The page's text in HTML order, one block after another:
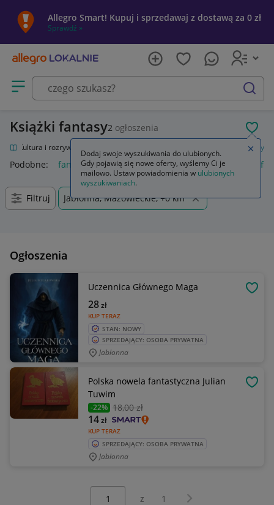
Allegro Smart! Kupuj i sprzedawaj z dostawą za 0 zł
Sprawdź »
Otwórz menu z kategoriami
szukaj
Książki fantasy2 ogłoszenia
Kultura i rozrywka Fantasy
Podobne: fantasy final fantasy final fantasy vii rebirth
Filtruj Jabłonna, Mazowieckie, +0 km
Ogłoszenia
Uczennica Głównego Maga
KUP TERAZ
28zł
STAN: NOWY
SPRZEDAJĄCY: OSOBA PRYWATNA
Jabłonna
Polska nowela fantastyczna Julian
Tuwim
-22% 18,00 zł
KUP TERAZ
14zł
SPRZEDAJĄCY: OSOBA PRYWATNA
Jabłonna
z 1 Następna strona
Dodaj swoje wyszukiwania do ulubionych.
Gdy pojawią się nowe oferty, wyślemy Ci je
mailowo. Ustaw powiadomienia w ulubionych
wyszukiwaniach.